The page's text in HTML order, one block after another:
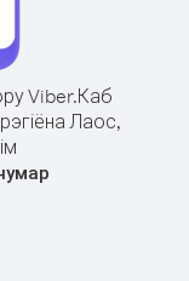
Viber.Каб
рэгіёна Лаос,